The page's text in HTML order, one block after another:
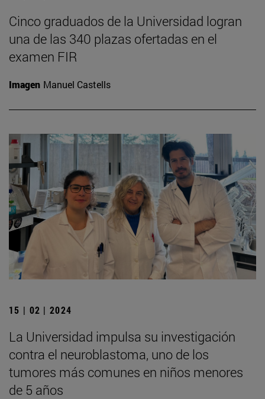
Cinco graduados de la Universidad logran
una de las 340 plazas ofertadas en el
examen FIR
Imagen Manuel Castells
15 | 02 | 2024
La Universidad impulsa su investigación
contra el neuroblastoma, uno de los
tumores más comunes en niños menores
de 5 años